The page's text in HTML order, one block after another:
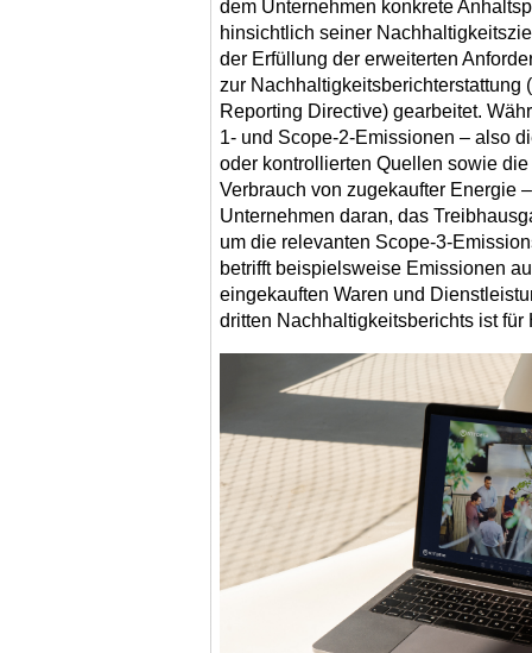
dem Unternehmen konkrete
hinsichtlich seiner
der Erfüllung der erweiterten
zur
Reporting Directive) gearbeitet.
1- und Scope-2-Emissionen – also
oder kontrollierten Quellen sowie
Verbrauch von zugekaufter Energie
Unternehmen daran, das
um die relevanten Scope-3-
betrifft beispielsweise Emissionen
eingekauften Waren und
dritten Nachhaltigkeitsberichts ist für